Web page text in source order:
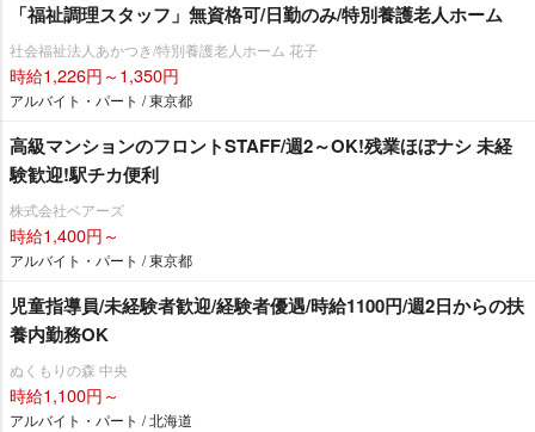
「福祉調理スタッフ」無資格可/日勤のみ/特別養護老人ホーム
社会福祉法人あかつき/特別養護老人ホーム 花子
時給1,226円～1,350円
アルバイト・パート / 東京都
高級マンションのフロントSTAFF/週2～OK!残業ほぼナシ 未経
験歓迎!駅チカ便利
株式会社ベアーズ
時給1,400円～
アルバイト・パート / 東京都
児童指導員/未経験者歓迎/経験者優遇/時給1100円/週2日からの扶
養内勤務OK
ぬくもりの森 中央
時給1,100円～
アルバイト・パート / 北海道